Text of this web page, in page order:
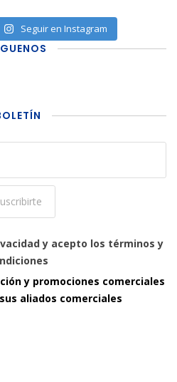
Seguir en Instagram
y acepto los términos y
y promociones comerciales
aliados comerciales